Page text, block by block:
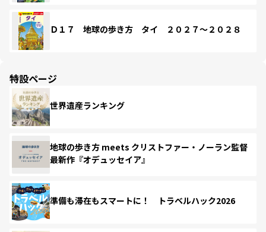
Ｄ１７ 地球の歩き方 タイ ２０２７～２０２８
特設ページ
世界遺産ランキング
地球の歩き方 meets クリストファー・ノーラン監督
最新作『オデュッセイア』
準備も滞在もスマートに！ トラベルハック2026